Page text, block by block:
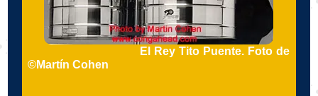
El Rey Tito Puente. Foto de
©Martín Cohen